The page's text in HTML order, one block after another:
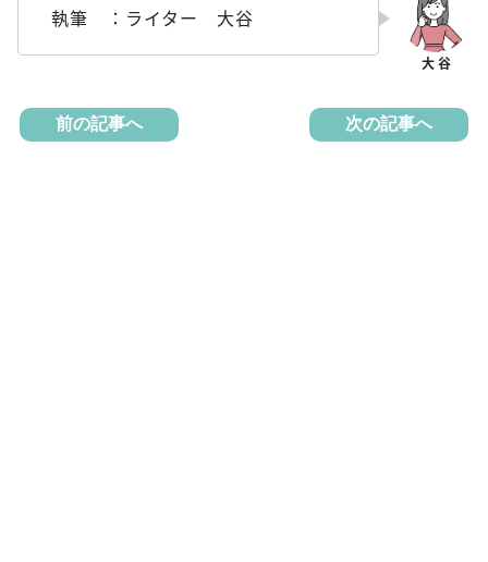
執筆 ：ライター 大谷
前の記事へ 次の記事へ